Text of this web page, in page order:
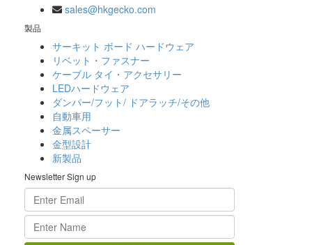
sales@hkgecko.com
製品
サーキット ボード ハードウェア
リベット・ファスナー
ケーブル タイ・アクセサリー
LEDハードウェア
ダンパー/フット/ ドアラッチ/その他
自動車用
金属スペーサー
金型設計
新製品
Newsletter Sign up